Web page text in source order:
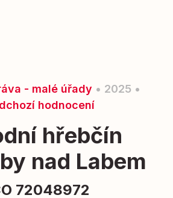
- malé úřady • 2025 •
hodnocení
hřebčín
nad Labem
72048972